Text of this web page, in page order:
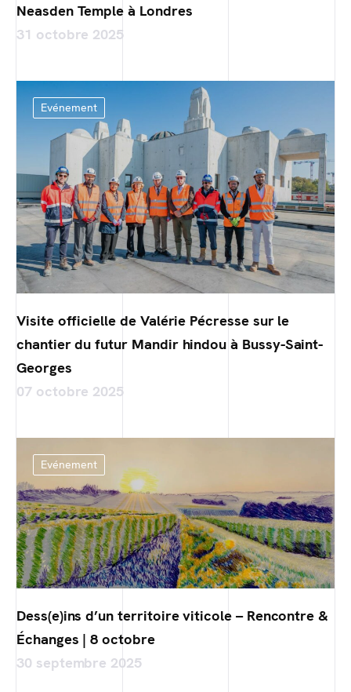
Neasden Temple à Londres
31 octobre 2025
Evénement
Visite officielle de Valérie Pécresse sur le
chantier du futur Mandir hindou à Bussy-Saint-
Georges
07 octobre 2025
Evénement
Dess(e)ins d’un territoire viticole – Rencontre &
Échanges | 8 octobre
30 septembre 2025